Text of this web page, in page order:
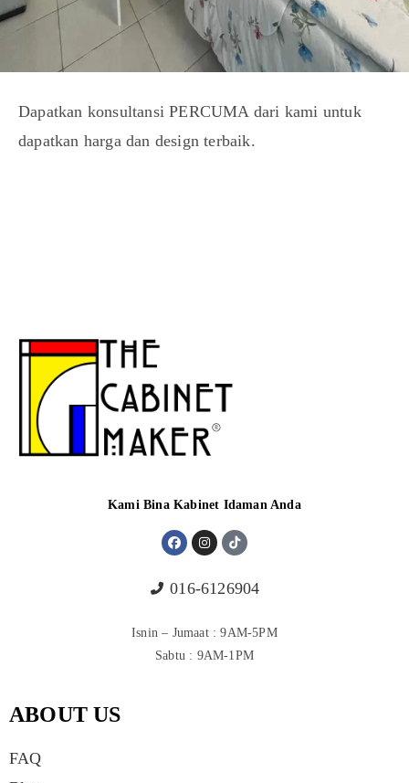
Dapatkan konsultansi PERCUMA dari kami untuk
dapatkan harga dan design terbaik.
Kami Bina Kabinet Idaman Anda
016-6126904
Isnin – Jumaat : 9AM-5PM
Sabtu : 9AM-1PM
ABOUT US
FAQ